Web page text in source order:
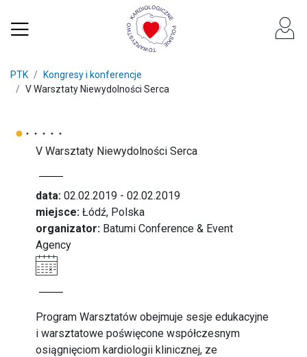
PTK
Kongresy i konferencje
V Warsztaty Niewydolności Serca
V Warsztaty Niewydolności Serca
data: 02.02.2019 - 02.02.2019
miejsce: Łódź, Polska
organizator: Batumi Conference & Event
Agency
Program Warsztatów obejmuje sesje edukacyjne
i warsztatowe poświęcone współczesnym
osiągnięciom kardiologii klinicznej, ze